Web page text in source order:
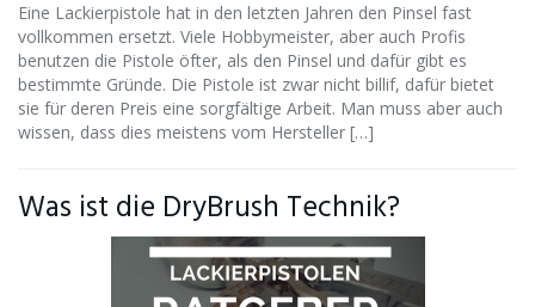
Eine Lackierpistole hat in den letzten Jahren den Pinsel fast
vollkommen ersetzt. Viele Hobbymeister, aber auch Profis
benutzen die Pistole öfter, als den Pinsel und dafür gibt es
bestimmte Gründe. Die Pistole ist zwar nicht billif, dafür bietet
sie für deren Preis eine sorgfältige Arbeit. Man muss aber auch
wissen, dass dies meistens vom Hersteller […]
Was ist die DryBrush Technik?